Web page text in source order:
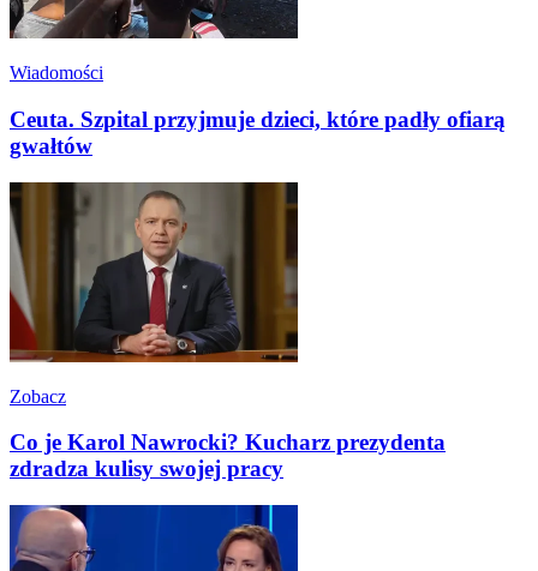
Wiadomości
Ceuta. Szpital przyjmuje dzieci, które padły ofiarą
gwałtów
Zobacz
Co je Karol Nawrocki? Kucharz prezydenta
zdradza kulisy swojej pracy